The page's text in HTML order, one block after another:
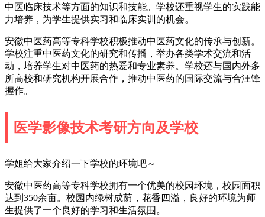
中医临床技术等方面的知识和技能。学校还重视学生的实践能
力培养，为学生提供实习和临床实训的机会。
安徽中医药高等专科学校积极推动中医药文化的传承与创新。
学校注重中医药文化的研究和传播，举办各类学术交流和活
动，培养学生对中医药的热爱和专业素养。学校还与国内外多
所高校和研究机构开展合作，推动中医药的国际交流与合汪锋
握作。
医学影像技术考研方向及学校
学姐给大家介绍一下学校的环境吧～
安徽中医药高等专科学校拥有一个优美的校园环境，校园面积
达到350余亩。校园内绿树成荫，花香四溢，良好的环境为师
生提供了一个良好的学习和生活氛围。